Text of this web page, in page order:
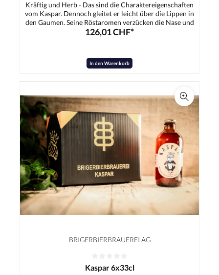
Kräftig und Herb - Das sind die Charaktereigenschaften
vom Kaspar. Dennoch gleitet er leicht über die Lippen in
den Gaumen. Seine Röstaromen verzücken die Nase und
den Gaumen. Der Kaspar passt hervorragend zu deftigem
126,01 CHF*
In den Warenkorb
BRIGERBIERBRAUEREI AG
Kaspar 6x33cl